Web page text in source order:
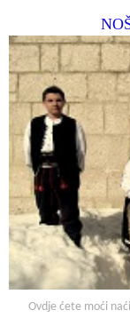
Ovdje ćete moći